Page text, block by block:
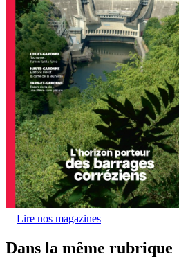
Lire nos magazines
Dans la même rubrique